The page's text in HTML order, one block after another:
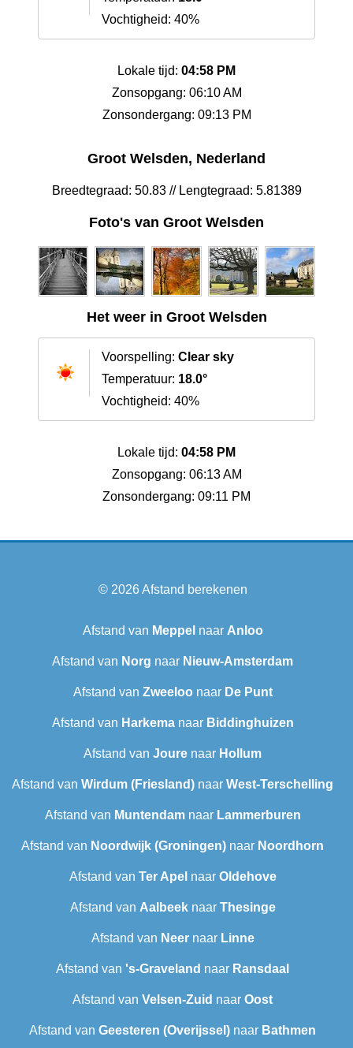
Vochtigheid: 40%
Lokale tijd: 04:58 PM
Zonsopgang: 06:10 AM
Zonsondergang: 09:13 PM
Groot Welsden, Nederland
Breedtegraad: 50.83 // Lengtegraad: 5.81389
Foto's van Groot Welsden
Het weer in Groot Welsden
Voorspelling: Clear sky
Temperatuur: 18.0°
Vochtigheid: 40%
Lokale tijd: 04:58 PM
Zonsopgang: 06:13 AM
Zonsondergang: 09:11 PM
© 2026Afstand berekenen
Afstand van Meppel naar Anloo
Afstand van Norg naar Nieuw-Amsterdam
Afstand van Zweeloo naar De Punt
Afstand van Harkemanaar Biddinghuizen
Afstand van Joure naar Hollum
Afstand van Wirdum (Friesland) naar West-Terschelling
Afstand van Muntendamnaar Lammerburen
Afstand van Noordwijk (Groningen) naar Noordhorn
Afstand van Ter Apel naar Oldehove
Afstand van Aalbeeknaar Thesinge
Afstand van Neernaar Linne
Afstand van 's-Graveland naar Ransdaal
Afstand van Velsen-Zuid naar Oost
Afstand van Geesteren (Overijssel) naar Bathmen